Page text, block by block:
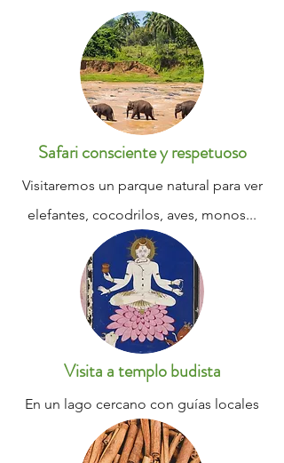
Safari consciente y respetuoso
Visitaremos un parque natural para ver
elefantes, cocodrilos, aves, monos...
Visita a templo budista
En un lago cercano con guías locales